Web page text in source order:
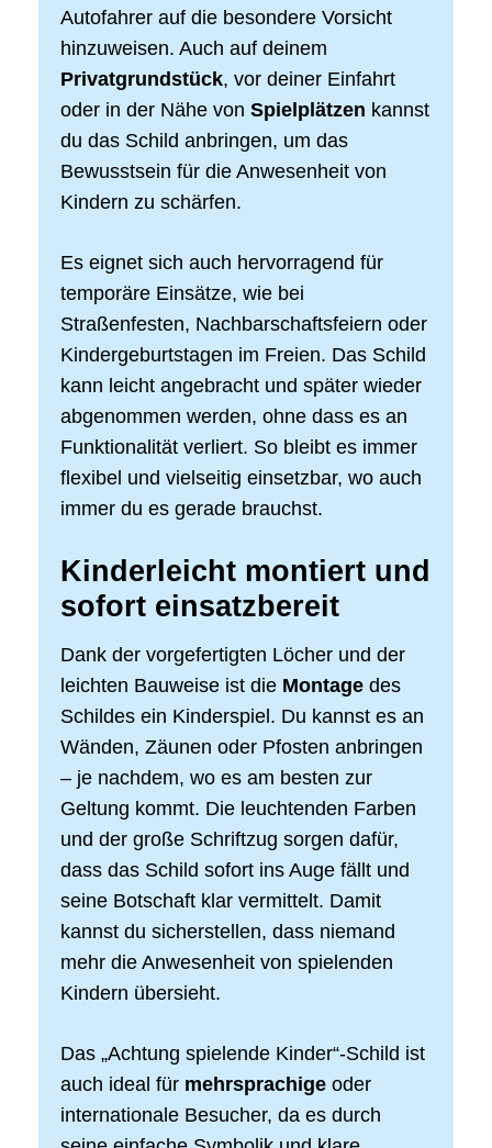
Autofahrer auf die besondere Vorsicht
hinzuweisen. Auch auf deinem
Privatgrundstück, vor deiner Einfahrt
oder in der Nähe von Spielplätzen kannst
du das Schild anbringen, um das
Bewusstsein für die Anwesenheit von
Kindern zu schärfen.
Es eignet sich auch hervorragend für
temporäre Einsätze, wie bei
Straßenfesten, Nachbarschaftsfeiern oder
Kindergeburtstagen im Freien. Das Schild
kann leicht angebracht und später wieder
abgenommen werden, ohne dass es an
Funktionalität verliert. So bleibt es immer
flexibel und vielseitig einsetzbar, wo auch
immer du es gerade brauchst.
Kinderleicht montiert und
sofort einsatzbereit
Dank der vorgefertigten Löcher und der
leichten Bauweise ist die Montage des
Schildes ein Kinderspiel. Du kannst es an
Wänden, Zäunen oder Pfosten anbringen
– je nachdem, wo es am besten zur
Geltung kommt. Die leuchtenden Farben
und der große Schriftzug sorgen dafür,
dass das Schild sofort ins Auge fällt und
seine Botschaft klar vermittelt. Damit
kannst du sicherstellen, dass niemand
mehr die Anwesenheit von spielenden
Kindern übersieht.
Das „Achtung spielende Kinder“-Schild ist
auch ideal für mehrsprachige oder
internationale Besucher, da es durch